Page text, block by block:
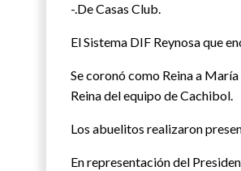
-.De Casas Club.
El Sistema DIF Reynosa que
Se coronó como Reina a
Reina del equipo de Cachibol.
Los abuelitos realizaron
En representación del